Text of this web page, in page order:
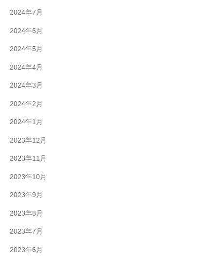
2024年7月
2024年6月
2024年5月
2024年4月
2024年3月
2024年2月
2024年1月
2023年12月
2023年11月
2023年10月
2023年9月
2023年8月
2023年7月
2023年6月